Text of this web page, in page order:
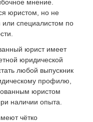
мнение.
юристом, но не
или специалистом по
юрист имеет
юридической
любой выпускник
профилю,
юристом
наличии опыта.
чётко